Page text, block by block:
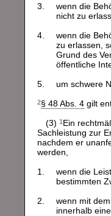
3.
wenn die
nicht zu
4.
wenn die
zu erlassen,
Grund des
öffentliche
5.
um schwere
2§ 48 Abs. 4 gilt
(3) 1Ein
Sachleistung zur
nachdem er
werden,
1.
wenn die
bestimmten
2.
wenn mit
innerhalb